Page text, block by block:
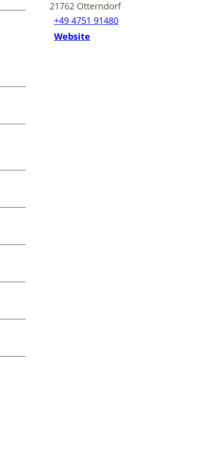
21762 Otterndorf
+49 4751 91480
Website